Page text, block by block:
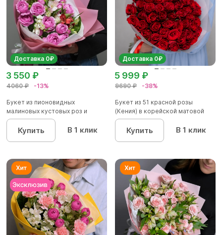
Доставка 0₽
4060 ₽ -13%
3 550 ₽
Букет из пионовидных
малиновых кустовых роз и
альстроме...
Купить В 1 клик
Доставка 0₽
9690 ₽ -38%
5 999 ₽
Букет из 51 красной розы
(Кения) в корейской матовой
уп...
Купить В 1 клик